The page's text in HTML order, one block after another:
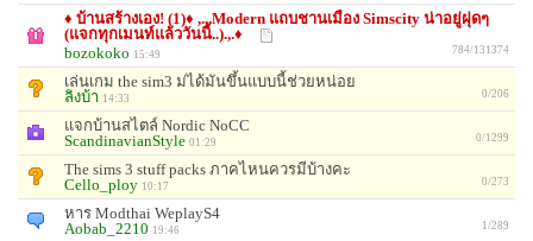
♦ บ้านสร้างเอง! (1)♦ ,.,.Modern แถบชานเมือง Simscity น่าอยู่ฝุดๆ
(แจกทุกเมนท์แล้ววันนี้..).,.♦
bozokoko 15:49 784/131374
เล่นเกม the sim3 ม่ได้มันขึ้นแบบนี้ช่วยหน่อย
ลิงบ้า 14:33 0/206
แจกบ้านสไตล์ Nordic NoCC
ScandinavianStyle 01:29 0/1299
The sims 3 stuff packs ภาคไหนควรมีบ้างคะ
Cello_ploy 10:17 0/273
หาร Modthai WeplayS4
Aobab_2210 19:46 1/289